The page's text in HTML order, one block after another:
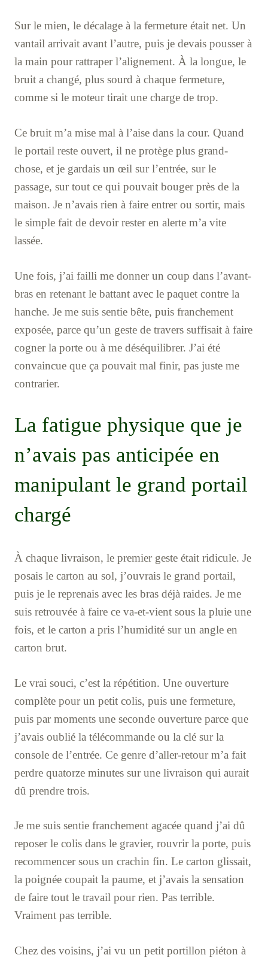
Sur le mien, le décalage à la fermeture était net. Un
vantail arrivait avant l’autre, puis je devais pousser à
la main pour rattraper l’alignement. À la longue, le
bruit a changé, plus sourd à chaque fermeture,
comme si le moteur tirait une charge de trop.
Ce bruit m’a mise mal à l’aise dans la cour. Quand
le portail reste ouvert, il ne protège plus grand-
chose, et je gardais un œil sur l’entrée, sur le
passage, sur tout ce qui pouvait bouger près de la
maison. Je n’avais rien à faire entrer ou sortir, mais
le simple fait de devoir rester en alerte m’a vite
lassée.
Une fois, j’ai failli me donner un coup dans l’avant-
bras en retenant le battant avec le paquet contre la
hanche. Je me suis sentie bête, puis franchement
exposée, parce qu’un geste de travers suffisait à faire
cogner la porte ou à me déséquilibrer. J’ai été
convaincue que ça pouvait mal finir, pas juste me
contrarier.
La fatigue physique que je
n’avais pas anticipée en
manipulant le grand portail
chargé
À chaque livraison, le premier geste était ridicule. Je
posais le carton au sol, j’ouvrais le grand portail,
puis je le reprenais avec les bras déjà raides. Je me
suis retrouvée à faire ce va-et-vient sous la pluie une
fois, et le carton a pris l’humidité sur un angle en
carton brut.
Le vrai souci, c’est la répétition. Une ouverture
complète pour un petit colis, puis une fermeture,
puis par moments une seconde ouverture parce que
j’avais oublié la télécommande ou la clé sur la
console de l’entrée. Ce genre d’aller-retour m’a fait
perdre quatorze minutes sur une livraison qui aurait
dû prendre trois.
Je me suis sentie franchement agacée quand j’ai dû
reposer le colis dans le gravier, rouvrir la porte, puis
recommencer sous un crachin fin. Le carton glissait,
la poignée coupait la paume, et j’avais la sensation
de faire tout le travail pour rien. Pas terrible.
Vraiment pas terrible.
Chez des voisins, j’ai vu un petit portillon piéton à